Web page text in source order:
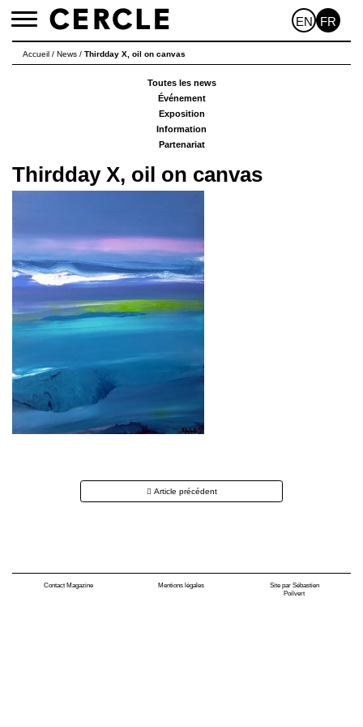
Toggle
EN FR
Accueil / News / Thirdday X, oil on canvas
Toutes les news
Événement
Exposition
Information
Partenariat
Thirdday X, oil on canvas
Navigation
Article précédent
Contact Magazine Mentions légales
Site par Sébastien
Poilvert